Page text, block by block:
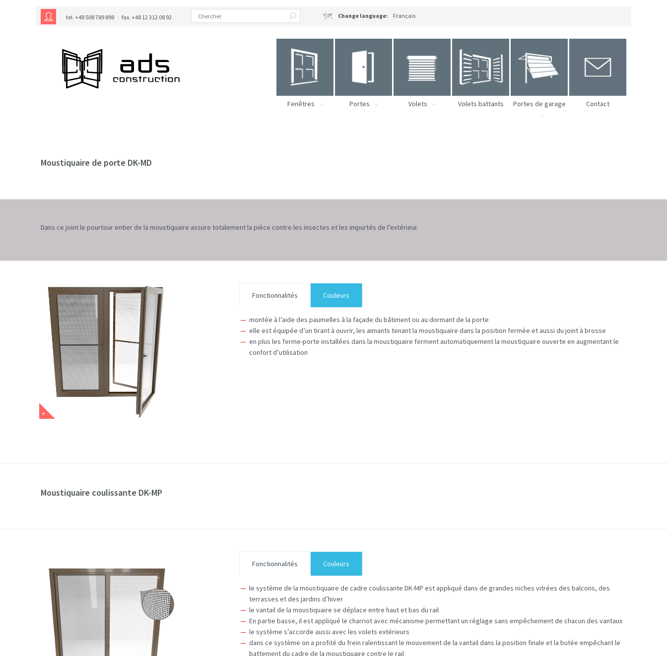
tel. +48 508 789 898 fax. +48 12 312 08 92 Change language: Français
Fenêtres Portes Volets Volets battants Portes de garage Contact
Moustiquaire de porte DK-MD
Dans ce joint le pourtour entier de la moustiquaire assure totalement la pièce contre les insectes et les impurtés de l’extérieur.
Fonctionnalités Couleurs
montée à l’aide des paumelles à la façade du bâtiment ou au dormant de la porte
elle est équipée d’un tirant à ouvrir, les aimants tenant la moustiquaire dans la position fermée et aussi du joint à brosse
en plus les ferme-porte installées dans la moustiquaire ferment automatiquement la moustiquaire ouverte en augmentant le
confort d’utilisation
Moustiquaire coulissante DK-MP
Fonctionnalités Couleurs
le système de la moustiquaire de cadre coulissante DK-MP est appliqué dans de grandes niches vitrées des balcons, des
terrasses et des jardins d’hiver
le vantail de la moustiquaire se déplace entre haut et bas du rail
En partie basse, il est appliqué le charriot avec mécanisme permettant un réglage sans empêchement de chacun des vantaux
le système s’accorde aussi avec les volets extérieurs
dans ce système on a profité du frein ralentissant le mouvement de la vantail dans la position finale et la butée empêchant le
battement du cadre de la moustiquaire contre le rail